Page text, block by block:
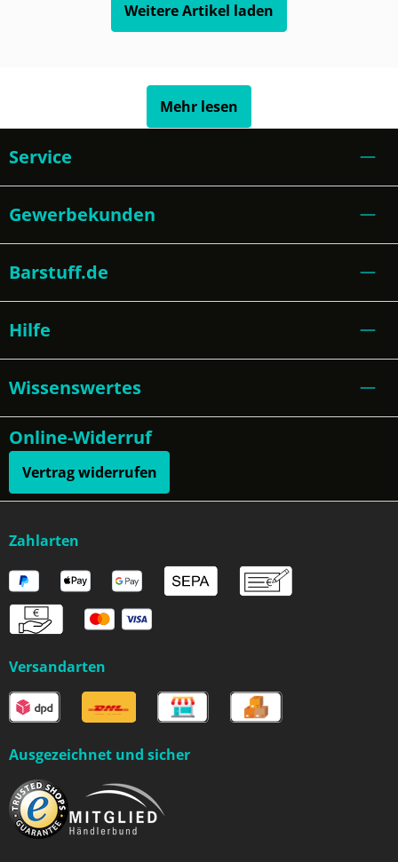
Weitere Artikel laden
Mehr lesen
Service
Gewerbekunden
Barstuff.de
Hilfe
Wissenswertes
Online-Widerruf
Vertrag widerrufen
Zahlarten
Versandarten
Ausgezeichnet und sicher